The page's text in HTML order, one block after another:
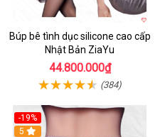
Búp bê tình dục silicone cao cấp
Nhật Bản ZiaYu
44.800.000₫
(384)
-19%
Hot
5